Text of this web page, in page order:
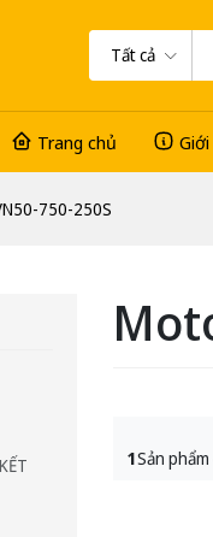
Tất cả
Trang chủ
750-250S
1Sản